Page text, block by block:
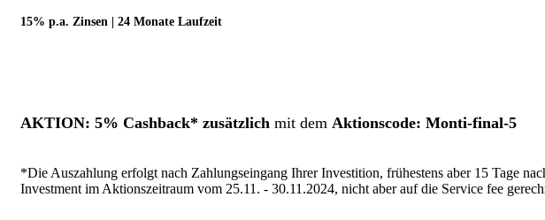
15% p.a. Zinsen | 24 Monate Laufzeit
AKTION: 5% Cashback* zusätzlich mit dem Aktionscode: Monti-final-5
*Die Auszahlung erfolgt nach Zahlungseingang Ihrer Investition, frühestens aber 15 Tage
Investment im Aktionszeitraum vom 25.11. - 30.11.2024, nicht aber auf die Service fee